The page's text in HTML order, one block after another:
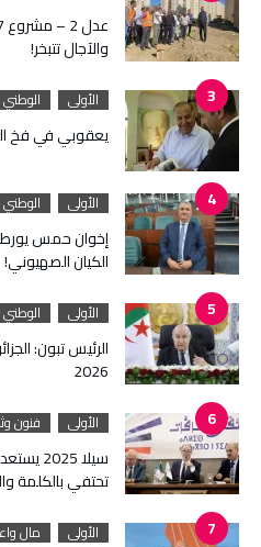
والآجال تتبخر!
الأولى الوطني
يعقوبي في فخ
الأولى الوطني
إخوان حمس
الكيان الصهيوني!
الأولى الوطني
الرئيس تبون:
2026
الأولى فنون
سيلا
تحتفي بالكلمة
الأولى مال